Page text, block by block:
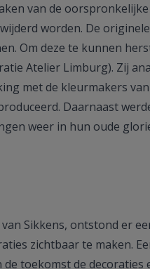
van de
worden. De
Om deze te kunnen
Atelier Limburg). Zij
met de kleurmakers
Daarnaast
weer in hun oude
Sikkens, ontstond er
zichtbaar te maken.
toekomst de decoraties